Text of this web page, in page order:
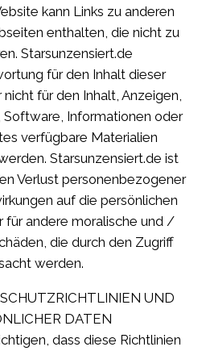
kann Links zu anderen
enthalten, die nicht zu
Starsunzensiert.de
für den Inhalt dieser
für den Inhalt, Anzeigen,
Informationen oder
verfügbare Materialien
Starsunzensiert.de ist
Verlust personenbezogener
auf die persönlichen
für andere moralische und /
die durch den Zugriff
werden.
UND
DATEN
dass diese Richtlinien